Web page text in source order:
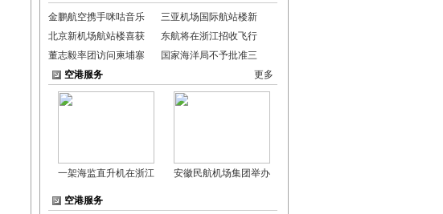
金鹏航空携手咪咕音乐
三亚机场国际航站楼新
北京新机场航站楼喜获
东航将在浙江招收飞行
董志毅率团访问柬埔寨
国家海洋局不予批准三
空港服务
更多
一架海监直升机在浙江 安徽民航机场集团举办
空港服务